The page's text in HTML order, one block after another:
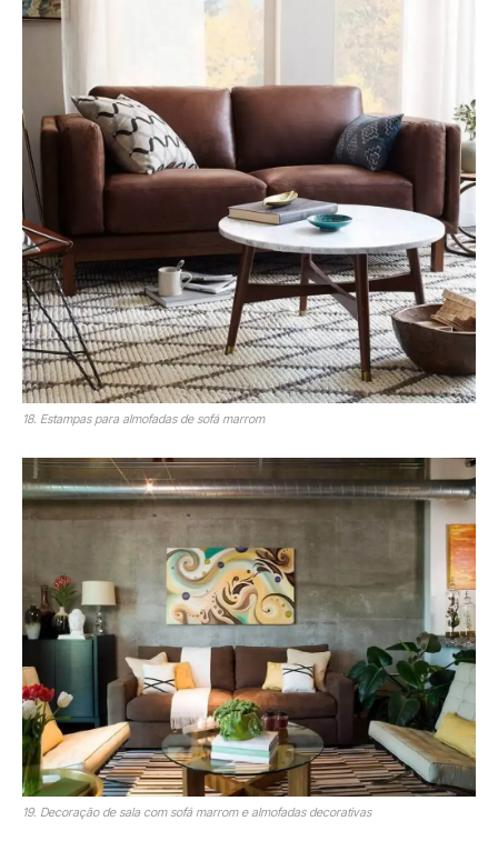
18. Estampas para almofadas de sofá marrom
19. Decoração de sala com sofá marrom e almofadas decorativas